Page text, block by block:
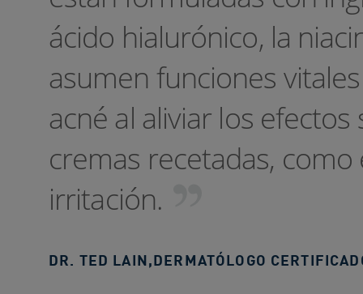
ácido hialurónico, la
asumen funciones
acné al aliviar los
cremas recetadas,
irritación.
DR. TED LAIN,DERMATÓLOGO